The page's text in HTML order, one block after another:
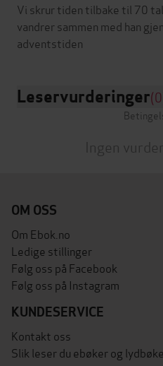
Vi skrur tiden tilbake til 70
vandrer sammen med han
Leservurderinger
Ingen
OM OSS
Om Ebok.no
Ledige stillinger
Følg oss på Facebook
Følg oss på Instagram
KUNDESERVICE
Kontakt oss
Slik leser du ebøker og